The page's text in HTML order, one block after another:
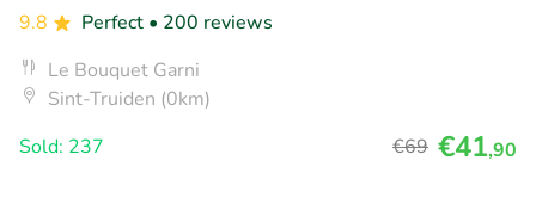
9.8
Perfect • 200 reviews
Le Bouquet Garni
Sint-Truiden (0km)
Sold: 237
€69 €41,90